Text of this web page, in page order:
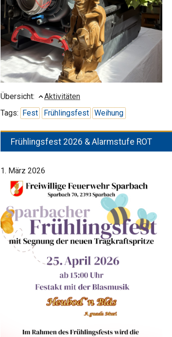
Übersicht:
Aktivitäten
Tags: Fest Frühlingsfest Weihung
Frühlingsfest 2026 & Alarmstufe ROT
1. März 2026